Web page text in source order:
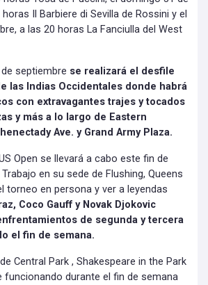
Il Barbiere di Sevilla de Rossini y el
a las 20 horas La Fanciulla del West
septiembre se realizará el desfile
las Indias Occidentales donde habrá
con extravagantes trajes y tocados
y más a lo largo de Eastern
Ave. y Grand Army Plaza.
Open se llevará a cabo este fin de
en su sede de Flushing, Queens
torneo en persona y ver a leyendas
Coco Gauff y Novak Djokovic
de segunda y tercera
el fin de semana.
Central Park , Shakespeare in the Park
funcionando durante el fin de semana